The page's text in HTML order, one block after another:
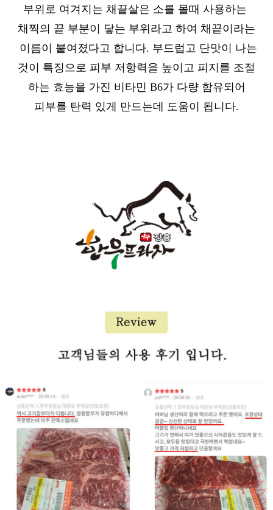
부위로 여겨지는 채끝살은 소를 몰때 사용하는
채찍의 끝 부분이 닿는 부위라고 하여 채끝이라는
이름이 붙여졌다고 합니다. 부드럽고 단맛이 나는
것이
특징으로 피부 저항력을 높이고 피지를 조절
하는 효능을 가진 비타민 B6가 다량 함유되어
피부를 탄력 있게 만드는데 도움이 됩니다.